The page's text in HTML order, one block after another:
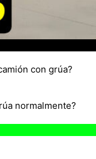
con grúa?
normalmente?